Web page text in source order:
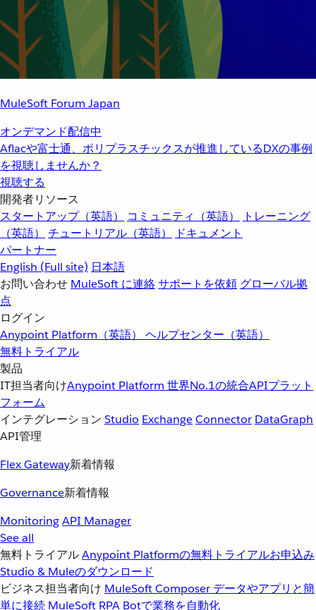
MuleSoft Forum Japan
オンデマンド配信中
Aflacや富士通、ポリプラスチックスが推進しているDXの事例
を視聴しませんか？
視聴する
開発者リソース
スタートアップ（英語）
コミュニティ（英語）
トレーニング
（英語）
チュートリアル（英語）
ドキュメント
パートナー
English (Full site) 日本語
お問い合わせ MuleSoft に連絡サポートを依頼 グローバル拠
点
ログイン
Anypoint Platform（英語） ヘルプセンター（英語）
無料トライアル
製品
IT担当者向けAnypoint Platform 世界No.1の統合APIプラット
フォーム
インテグレーション Studio ExchangeConnector DataGraph
API管理
Flex Gateway新着情報
Governance新着情報
MonitoringAPI Manager
See all
無料トライアルAnypoint Platformの無料トライアルお申込み
Studio & Muleのダウンロード
ビジネス担当者向け MuleSoft Composer データやアプリと簡
単に接続 MuleSoft RPA Botで業務を自動化